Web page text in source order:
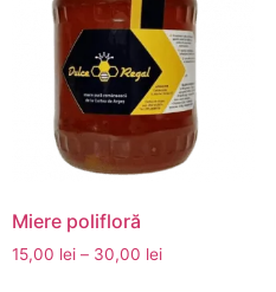
Miere polifloră
15,00 lei – 30,00 lei